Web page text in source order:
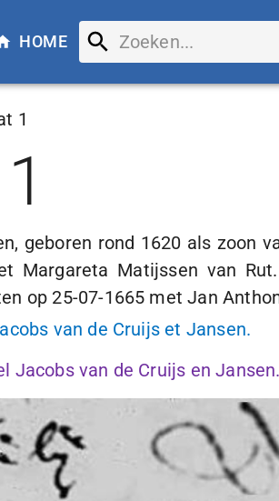
HOME
1
geboren rond 1620 als zoon
Margareta Matijssen van
op 25-07-1665 met Jan
van de Cruijs et Jansen.
Jacobs van de Cruijs en Jansen.